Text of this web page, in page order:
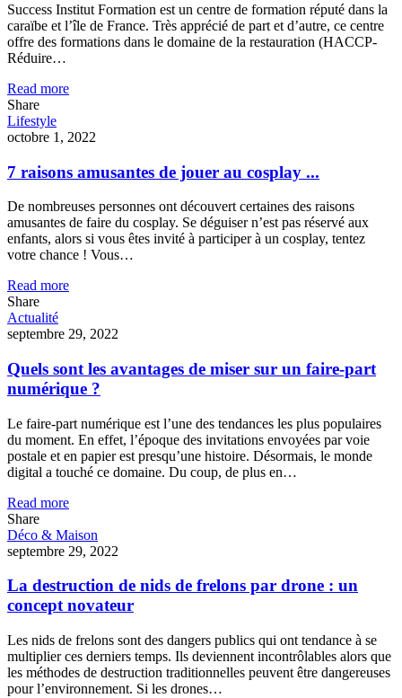
Success Institut Formation est un centre de formation réputé dans la
caraïbe et l’île de France. Très apprécié de part et d’autre, ce centre
offre des formations dans le domaine de la restauration (HACCP-
Réduire…
Read more
Share
Lifestyle
octobre 1, 2022
7 raisons amusantes de jouer au cosplay ...
De nombreuses personnes ont découvert certaines des raisons
amusantes de faire du cosplay. Se déguiser n’est pas réservé aux
enfants, alors si vous êtes invité à participer à un cosplay, tentez
votre chance ! Vous…
Read more
Share
Actualité
septembre 29, 2022
Quels sont les avantages de miser sur un faire-part
numérique ?
Le faire-part numérique est l’une des tendances les plus populaires
du moment. En effet, l’époque des invitations envoyées par voie
postale et en papier est presqu’une histoire. Désormais, le monde
digital a touché ce domaine. Du coup, de plus en…
Read more
Share
Déco & Maison
septembre 29, 2022
La destruction de nids de frelons par drone : un
concept novateur
Les nids de frelons sont des dangers publics qui ont tendance à se
multiplier ces derniers temps. Ils deviennent incontrôlables alors que
les méthodes de destruction traditionnelles peuvent être dangereuses
pour l’environnement. Si les drones…